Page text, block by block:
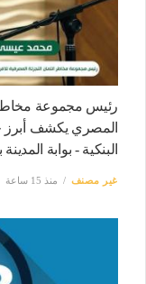
رئيس مجموعة مخاطر
المصري يكشف أبرز
البنكية - بوابة
غير مصنف منذ 15 ساعة